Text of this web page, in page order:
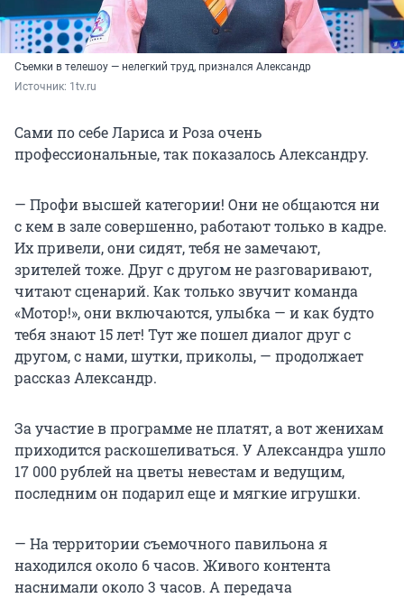
Съемки в телешоу — нелегкий труд, признался Александр
Источник: 1tv.ru
Сами по себе Лариса и Роза очень
профессиональные, так показалось Александру.
— Профи высшей категории! Они не общаются ни
с кем в зале совершенно, работают только в кадре.
Их привели, они сидят, тебя не замечают,
зрителей тоже. Друг с другом не разговаривают,
читают сценарий. Как только звучит команда
«Мотор!», они включаются, улыбка — и как будто
тебя знают 15 лет! Тут же пошел диалог друг с
другом, с нами, шутки, приколы, — продолжает
рассказ Александр.
За участие в программе не платят, а вот женихам
приходится раскошеливаться. У Александра ушло
17 000 рублей на цветы невестам и ведущим,
последним он подарил еще и мягкие игрушки.
— На территории съемочного павильона я
находился около 6 часов. Живого контента
наснимали около 3 часов. А передача